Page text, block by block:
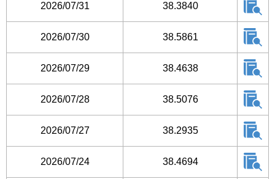
2026/07/31 38.3840
2026/07/30 38.5861
2026/07/29 38.4638
2026/07/28 38.5076
2026/07/27 38.2935
2026/07/24 38.4694